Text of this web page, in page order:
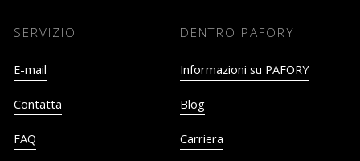
SERVIZIO
E-mail
Contatta
FAQ
DENTRO PAFORY
Informazioni su PAFORY
Blog
Carriera